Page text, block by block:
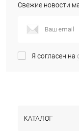
Свежие новости
Я согласен на
КАТАЛОГ